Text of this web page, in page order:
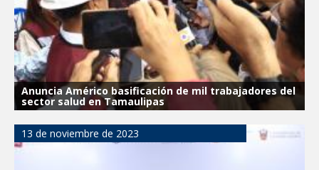
Anuncia Américo basificación de mil trabajadores del
sector salud en Tamaulipas
13 de noviembre de 2023